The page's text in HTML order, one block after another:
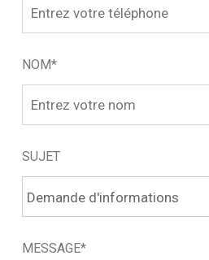
NOM*
SUJET
MESSAGE*